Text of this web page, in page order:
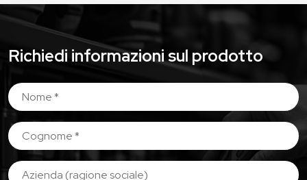
Richiedi informazioni sul prodotto